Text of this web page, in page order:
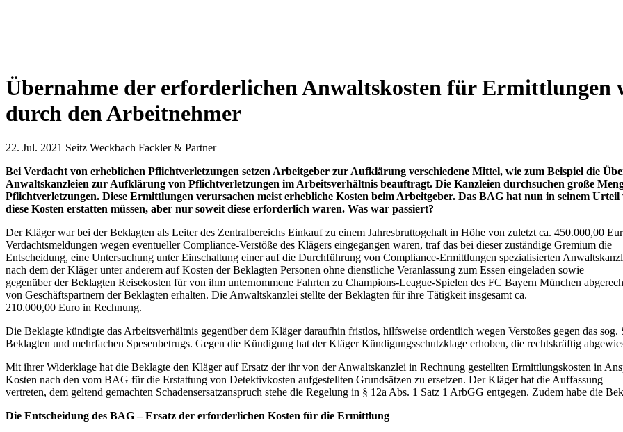
Übernahme der erforderlichen Anwaltskosten für Ermittlungen
durch den Arbeitnehmer
22. Jul. 2021 Seitz Weckbach Fackler & Partner
Bei Verdacht von erheblichen Pflichtverletzungen setzen Arbeitgeber zur Aufklärung verschiedene Mittel, wie zum Beispiel die
Anwaltskanzleien zur Aufklärung von Pflichtverletzungen im Arbeitsverhältnis beauftragt. Die Kanzleien durchsuchen große
Pflichtverletzungen. Diese Ermittlungen verursachen meist erhebliche Kosten beim Arbeitgeber. Das BAG hat nun in seinem
diese Kosten erstatten müssen, aber nur soweit diese erforderlich waren. Was war passiert?
Der Kläger war bei der Beklagten als Leiter des Zentralbereichs Einkauf zu einem Jahresbruttogehalt in Höhe von zuletzt ca. 450.000,00
Verdachtsmeldungen wegen eventueller Compliance-Verstöße des Klägers eingegangen waren, traf das bei dieser zuständige Gremium die
Entscheidung, eine Untersuchung unter Einschaltung einer auf die Durchführung von Compliance-Ermittlungen spezialisierten
nach dem der Kläger unter anderem auf Kosten der Beklagten Personen ohne dienstliche Veranlassung zum Essen eingeladen sowie
gegenüber der Beklagten Reisekosten für von ihm unternommene Fahrten zu Champions-League-Spielen des FC Bayern München
von Geschäftspartnern der Beklagten erhalten. Die Anwaltskanzlei stellte der Beklagten für ihre Tätigkeit insgesamt ca.
210.000,00 Euro in Rechnung.
Die Beklagte kündigte das Arbeitsverhältnis gegenüber dem Kläger daraufhin fristlos, hilfsweise ordentlich wegen Verstoßes gegen das
Beklagten und mehrfachen Spesenbetrugs. Gegen die Kündigung hat der Kläger Kündigungsschutzklage erhoben, die rechtskräftig
Mit ihrer Widerklage hat die Beklagte den Kläger auf Ersatz der ihr von der Anwaltskanzlei in Rechnung gestellten Ermittlungskosten in
Kosten nach den vom BAG für die Erstattung von Detektivkosten aufgestellten Grundsätzen zu ersetzen. Der Kläger hat die Auffassung
vertreten, dem geltend gemachten Schadensersatzanspruch stehe die Regelung in § 12a Abs. 1 Satz 1 ArbGG entgegen. Zudem habe die
Die Entscheidung des BAG – Ersatz der erforderlichen Kosten für die Ermittlung